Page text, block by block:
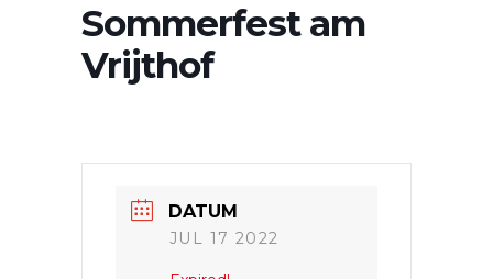
Sommerfest am
Vrijthof
DATUM
JUL 17 2022